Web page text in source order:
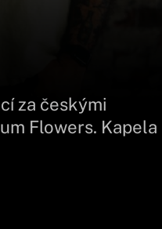
za českými
Flowers. Kapela